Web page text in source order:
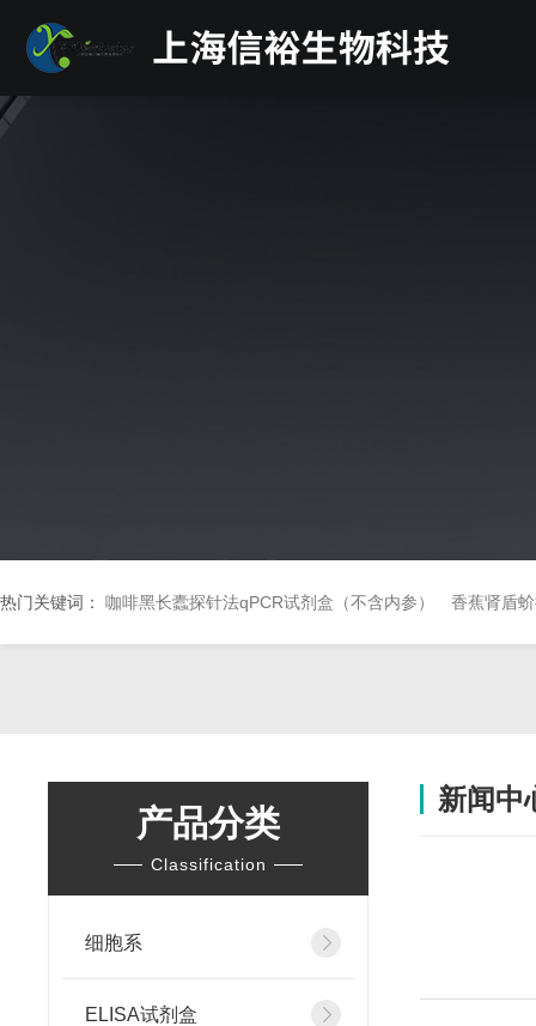
热门关键词： 咖啡黑长蠹探针法qPCR试剂盒（不含内参） 香蕉肾盾
产品分类
Classification
细胞系
ELISA试剂盒
新闻中